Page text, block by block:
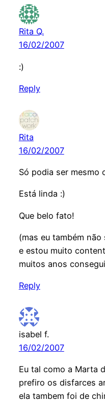
Rita Q.
16/02/2007
:)
Reply
Rita
16/02/2007
Só podia ser mesmo
Está linda :)
Que belo fato!
(mas eu também
e estou muito
muitos anos
Reply
isabel f.
16/02/2007
Eu tal como a Marta
prefiro os disfarces
ela tambem foi de